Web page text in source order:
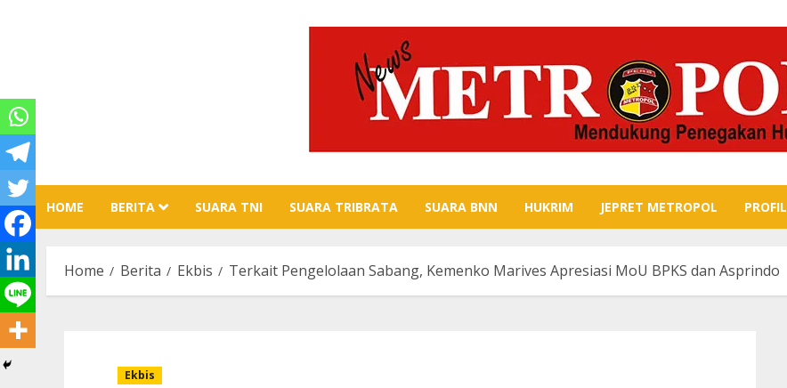
HOME BERITA SUARA TNI SUARA TRIBRATA SUARA BNN HUKRIM JEPRET METROPOL PROFIL
Home Berita Ekbis Terkait Pengelolaan Sabang, Kemenko Marives Apresiasi MoU BPKS dan Asprindo
Ekbis